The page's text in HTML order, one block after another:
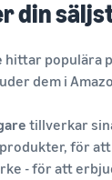
din
hittar populära
dem i
tillverkar
för
- för att